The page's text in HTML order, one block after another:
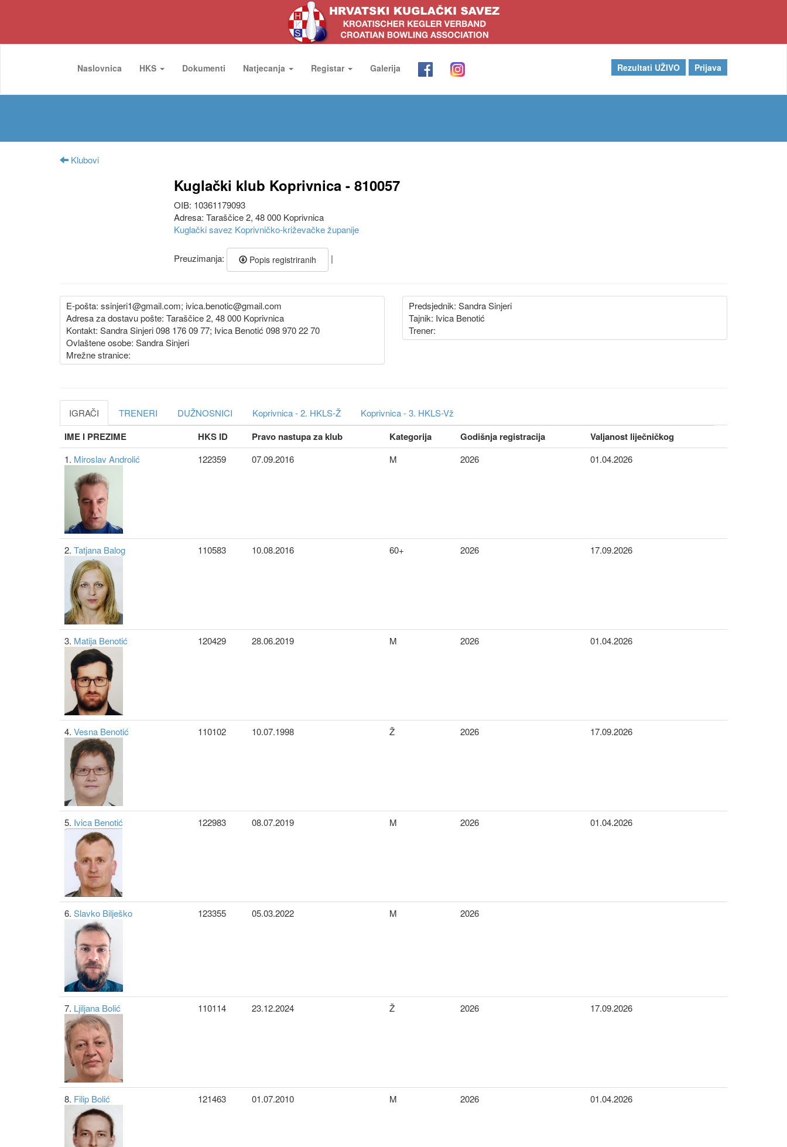
Naslovnica HKS Dokumenti Natjecanja Registar Galerija Rezultati UŽIVO Prijava
Klubovi
Kuglački klub Koprivnica - 810057
OIB: 10361179093
Adresa: Taraščice 2, 48 000 Koprivnica
Kuglački savez Koprivničko-križevačke županije
Preuzimanja: Popis registriranih |
E-pošta: ssinjeri1@gmail.com; ivica.benotic@gmail.com
Adresa za dostavu pošte: Taraščice 2, 48 000 Koprivnica
Kontakt: Sandra Sinjeri 098 176 09 77; Ivica Benotić 098 970 22 70
Ovlaštene osobe: Sandra Sinjeri
Mrežne stranice:
Predsjednik: Sandra Sinjeri
Tajnik: Ivica Benotić
Trener:
IGRAČI TRENERI DUŽNOSNICI Koprivnica - 2. HKLS-Ž Koprivnica - 3. HKLS-Vž
IME I PREZIME HKS ID Pravo nastupa za klub Kategorija Godišnja registracija Valjanost liječničkog
1. Miroslav Androlić 122359 07.09.2016 M 2026 01.04.2026
2. Tatjana Balog 110583 10.08.2016 60+ 2026 17.09.2026
3. Matija Benotić 120429 28.06.2019 M 2026 01.04.2026
4. Vesna Benotić 110102 10.07.1998 Ž 2026 17.09.2026
5. Ivica Benotić 122983 08.07.2019 M 2026 01.04.2026
6. Slavko Bilješko 123355 05.03.2022 M 2026
7. Ljiljana Bolić 110114 23.12.2024 Ž 2026 17.09.2026
8. Filip Bolić 121463 01.07.2010 M 2026 01.04.2026